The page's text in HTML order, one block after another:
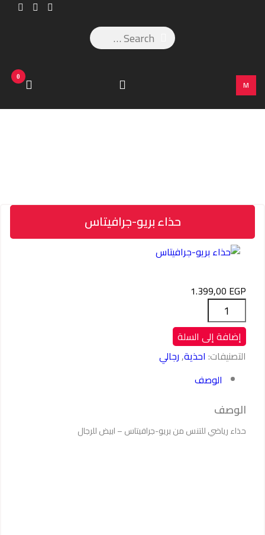
M
0
حذاء بريو-جرافيتاس
1.399,00 EGP
كمية
حذاء
بريو-
جرافيتاس
إضافة إلى السلة
التصنيفات: احذية,رجالي
الوصف
الوصف
حذاء رياضي للتنس من بريو-جرافيتاس – ابيض للرجال